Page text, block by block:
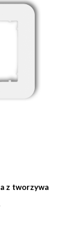
z tworzywa